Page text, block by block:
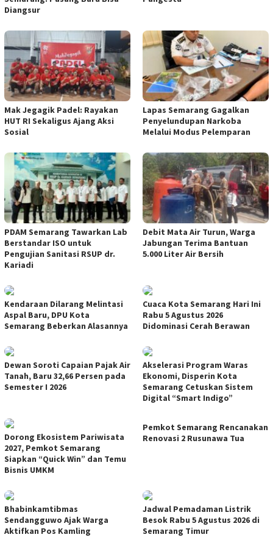
Diangsur
Mak Jegagik Padel: Rayakan
HUT RI Sekaligus Ajang Aksi
Sosial
Lapas Semarang Gagalkan
Penyelundupan Narkoba
Melalui Modus Pelemparan
PDAM Semarang Tawarkan Lab
Berstandar ISO untuk
Pengujian Sanitasi RSUP dr.
Kariadi
Debit Mata Air Turun, Warga
Jabungan Terima Bantuan
5.000 Liter Air Bersih
Kendaraan Dilarang Melintasi
Aspal Baru, DPU Kota
Semarang Beberkan Alasannya
Cuaca Kota Semarang Hari Ini
Rabu 5 Agustus 2026
Didominasi Cerah Berawan
Dewan Soroti Capaian Pajak Air
Tanah, Baru 32,66 Persen pada
Semester I 2026
Akselerasi Program Waras
Ekonomi, Disperin Kota
Semarang Cetuskan Sistem
Digital “Smart Indigo”
Dorong Ekosistem Pariwisata
2027, Pemkot Semarang
Siapkan “Quick Win” dan Temu
Bisnis UMKM
Pemkot Semarang Rencanakan
Renovasi 2 Rusunawa Tua
Bhabinkamtibmas
Sendangguwo Ajak Warga
Aktifkan Pos Kamling
Jadwal Pemadaman Listrik
Besok Rabu 5 Agustus 2026 di
Semarang Timur